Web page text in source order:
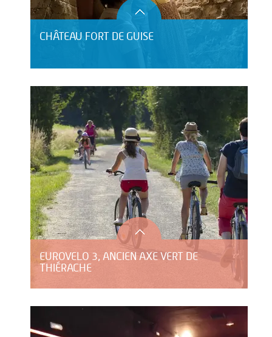
CHÂTEAU FORT DE GUISE
EUROVELO 3, ANCIEN AXE VERT DE
THIÉRACHE